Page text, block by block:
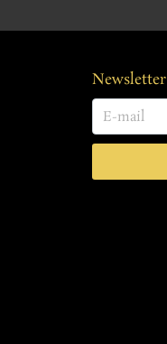
Newsletter